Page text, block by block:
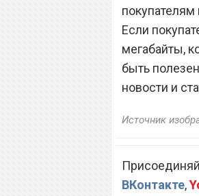
Если
мегабайты,
быть
новости и
Источник
ВКонтакте,